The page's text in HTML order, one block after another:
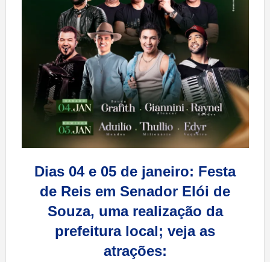
Dias 04 e 05 de janeiro: Festa
de Reis em Senador Elói de
Souza, uma realização da
prefeitura local; veja as
atrações: